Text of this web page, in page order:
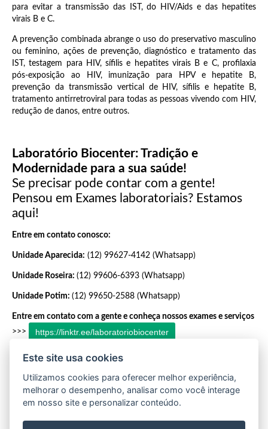
para evitar a transmissão das IST, do HIV/Aids e das hepatites
virais B e C.
A prevenção combinada abrange o uso do preservativo masculino
ou feminino, ações de prevenção, diagnóstico e tratamento das
IST, testagem para HIV, sífilis e hepatites virais B e C, profilaxia
pós-exposição ao HIV, imunização para HPV e hepatite B,
prevenção da transmissão vertical de HIV, sífilis e hepatite B,
tratamento antirretroviral para todas as pessoas vivendo com HIV,
redução de danos, entre outros.
Laboratório Biocenter: Tradição e
Modernidade para a sua saúde!
Se precisar pode contar com a gente!
Pensou em Exames laboratoriais? Estamos
aqui!
Entre em contato conosco:
Unidade Aparecida: (12) 99627-4142 (Whatsapp)
Unidade Roseira: (12) 99606-6393 (Whatsapp)
Unidade Potim: (12) 99650-2588 (Whatsapp)
Entre em contato com a gente e conheça nossos exames e serviços
>>>
https://linktr.ee/laboratoriobiocenter
Voltar
Este site usa cookies
Utilizamos cookies para oferecer melhor experiência,
melhorar o desempenho, analisar como você interage
em nosso site e personalizar conteúdo.